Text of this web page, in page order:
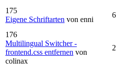
175
Eigene Schriftarten von enni
6
176
Multilingual Switcher -
frontend.css entfernen von
colinax
2